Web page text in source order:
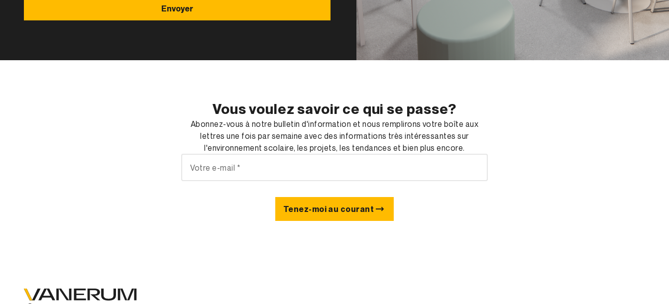
Vous voulez savoir ce qui se passe?
Abonnez-vous à notre bulletin d'information et nous remplirons votre boîte aux
lettres une fois par semaine avec des informations très intéressantes sur
l'environnement scolaire, les projets, les tendances et bien plus encore.
Tenez-moi au courant